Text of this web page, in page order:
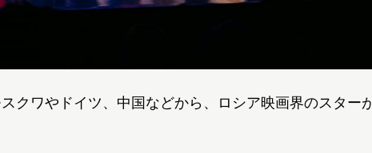
クワやドイツ、中国などから、ロシア映画界のスター